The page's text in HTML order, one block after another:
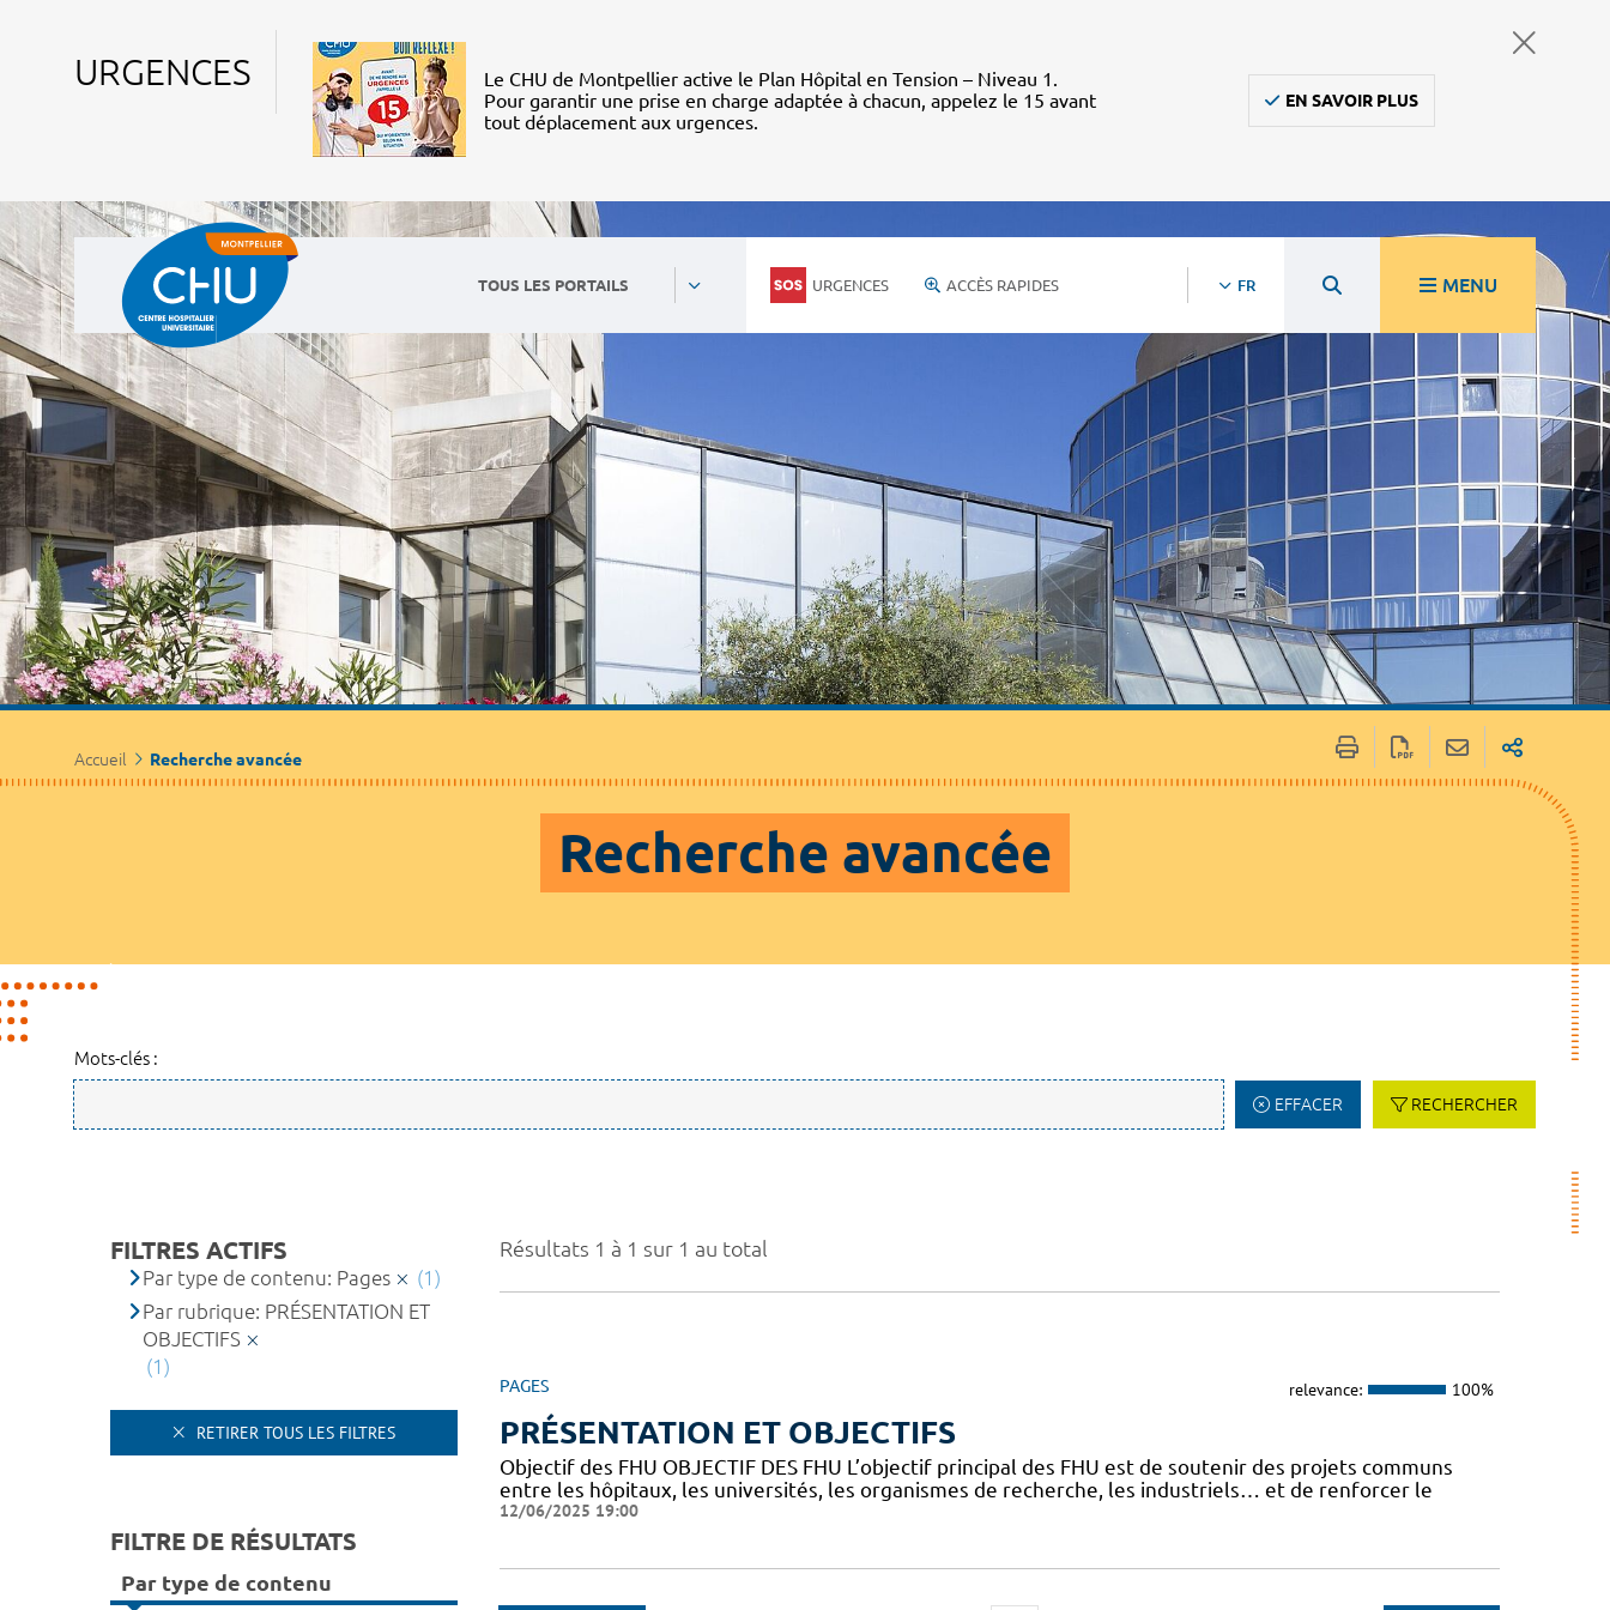
URGENCES
Le CHU de Montpellier active le Plan Hôpital en Tension – Niveau 1.
Pour garantir une prise en charge adaptée à chacun, appelez le 15 avant
tout déplacement aux urgences.
EN SAVOIR PLUS
TOUS LES PORTAILS URGENCES ACCÈS RAPIDES FR MENU
Accueil Recherche avancée
Recherche avancée
Mots-clés :
EFFACER RECHERCHER
Résultats 1 à 1 sur 1 au total
PAGES relevance: 100%
PRÉSENTATION ET OBJECTIFS
Objectif des FHU OBJECTIF DES FHU L’objectif principal des FHU est de soutenir des projets communs
entre les hôpitaux, les universités, les organismes de recherche, les industriels… et de renforcer le
12/06/2025 19:00
FILTRES ACTIFS
Par type de contenu: Pages
(1)
Par rubrique: PRÉSENTATION ET
OBJECTIFS
(1)
RETIRER TOUS LES FILTRES
FILTRE DE RÉSULTATS
Par type de contenu